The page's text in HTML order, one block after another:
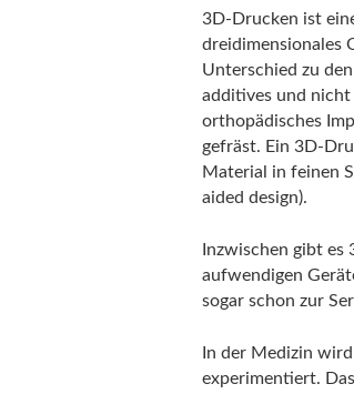
3D-Drucken ist
dreidimensionales
Unterschied zu
additives und nicht
orthopädisches
gefräst. Ein 3D-
Material in feinen
aided design).
Inzwischen gibt
aufwendigen
sogar schon zur
In der Medizin
experimentiert.